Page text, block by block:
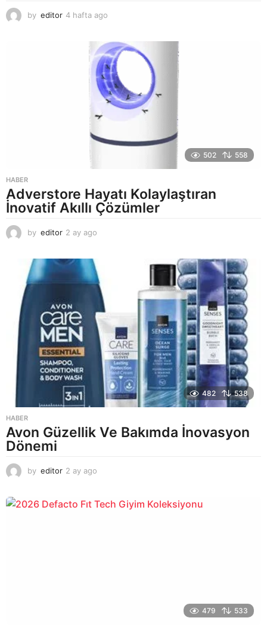
by editor 4 hafta ago
a
g
o
502 558
HABER
Adverstore Hayatı Kolaylaştıran
İnovatif Akıllı Çözümler
by editor 2 ay ago
g
o
482 538
HABER
Avon Güzellik Ve Bakımda İnovasyon
Dönemi
by editor 2 ay ago
a
479 533